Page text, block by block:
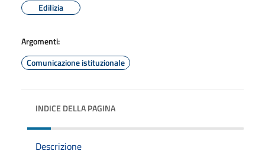
Edilizia
Argomenti:
Comunicazione istituzionale
INDICE DELLA PAGINA
Descrizione